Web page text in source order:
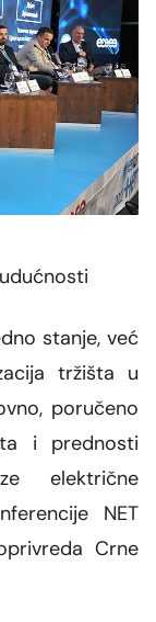
stanje, već
tržišta u
poručeno
i prednosti
električne
NET
Crne